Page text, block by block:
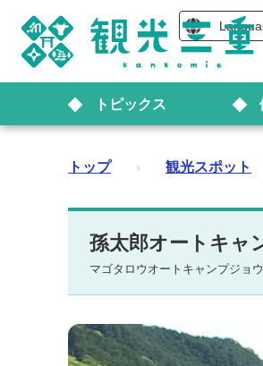
トピックス
トップ › 観光スポット
孫太郎オートキャ
マゴタロウオートキャンプジョウ